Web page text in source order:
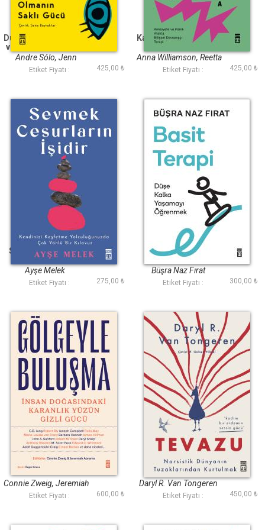
Duyarlı Gürültülü Hızlı
ve Sürekli Üstümüze
Gelen Dünyada Aşırı
Hassas Olmanın Saklı
Gücü
Andre Sólo, Jenn
Granneman
Etiket Fiyatı : 425,00 ₺
Kaygıyla Başa Çıkmak
Anna Williamson, Reetta
Newell
Etiket Fiyatı : 425,00 ₺
Sevmek Cesurların
İşidir
Ayşe Melek
Etiket Fiyatı : 275,00 ₺
Basit Terapi Düşe
Kalka Yaşamayı
Öğrenmek
Büşra Naz Fırat
Etiket Fiyatı : 300,00 ₺
Gölgeyle Buluşma
Connie Zweig, Jeremiah
Abrams
Etiket Fiyatı : 600,00 ₺
Tevazu
Daryl R. Van Tongeren
Etiket Fiyatı : 450,00 ₺